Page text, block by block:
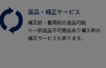
返品・補正サービス
補正前・着用前の返品可能
※一部返品不可商品あり購入時の
補正サービスも承ります。